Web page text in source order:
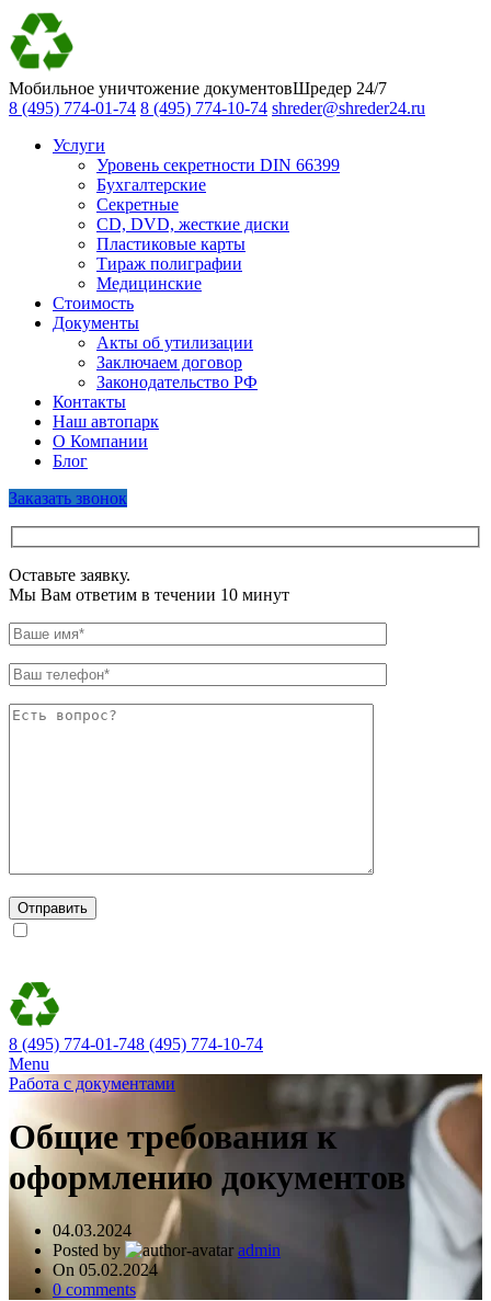
Мобильное уничтожение документовШредер 24/7
8 (495) 774-01-74 8 (495) 774-10-74 shreder@shreder24.ru
Услуги
Уровень секретности DIN 66399
Бухгалтерские
Секретные
CD, DVD, жесткие диски
Пластиковые карты
Тираж полиграфии
Медицинские
Стоимость
Документы
Акты об утилизации
Заключаем договор
Законодательство РФ
Контакты
Наш автопарк
О Компании
Блог
Заказать звонок
Оставьте заявку.
Мы Вам ответим в течении 10 минут
8 (495) 774-01-748 (495) 774-10-74
Menu
Работа с документами
Общие требования к
оформлению документов
04.03.2024
Posted by
admin
On 05.02.2024
0 comments